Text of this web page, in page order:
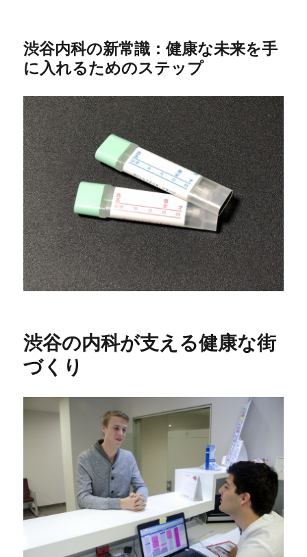
渋谷内科の新常識：健康な未来を手
に入れるためのステップ
渋谷の内科が支える健康な街
づくり